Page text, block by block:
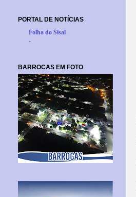
PORTAL DE NOTÍCIAS
Folha do Sisal
-
BARROCAS EM FOTO